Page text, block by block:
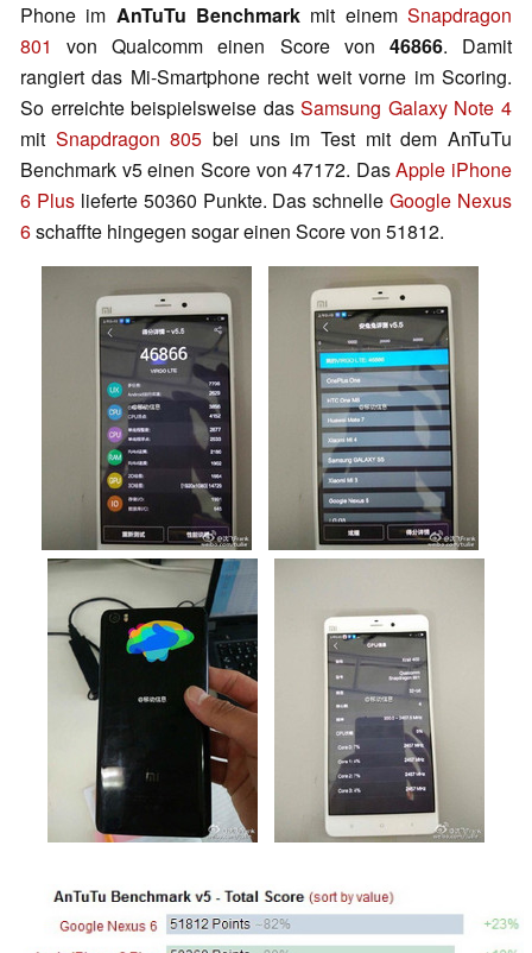
Phone im AnTuTu Benchmark mit einemSnapdragon
801
von Qualcomm einen Score von 46866. Damit
rangiert das Mi-Smartphone recht weit vorne im Scoring.
So erreichte beispielsweise dasSamsung Galaxy Note 4
mit Snapdragon 805 bei uns im Test mit dem AnTuTu
Benchmark v5 einen Score von 47172. DasApple iPhone
6 Pluslieferte 50360 Punkte. Das schnelleGoogle Nexus
6schaffte hingegen sogar einen Score von 51812.